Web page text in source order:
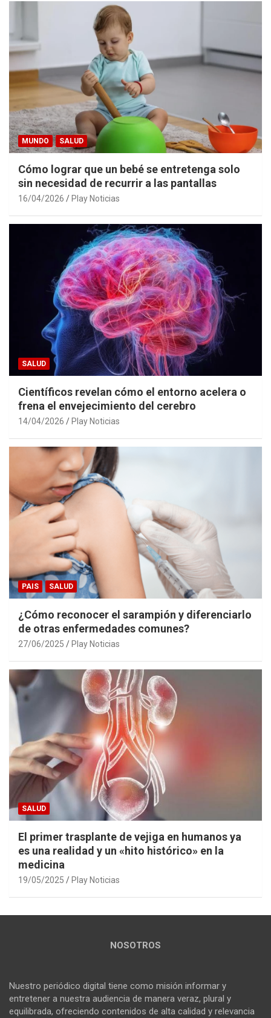
MUNDO SALUD
Cómo lograr que un bebé se entretenga solo
sin necesidad de recurrir a las pantallas
16/04/2026 Play Noticias
SALUD
Científicos revelan cómo el entorno acelera o
frena el envejecimiento del cerebro
14/04/2026 Play Noticias
PAIS SALUD
¿Cómo reconocer el sarampión y diferenciarlo
de otras enfermedades comunes?
27/06/2025 Play Noticias
SALUD
El primer trasplante de vejiga en humanos ya
es una realidad y un «hito histórico» en la
medicina
19/05/2025 Play Noticias
NOSOTROS
Nuestro periódico digital tiene como misión informar y
entretener a nuestra audiencia de manera veraz, plural y
equilibrada, ofreciendo contenidos de alta calidad y relevancia